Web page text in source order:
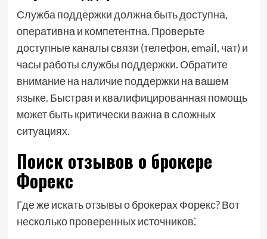
Служба поддержки должна быть доступна,
оперативна и компетентна. Проверьте
доступные каналы связи (телефон, email, чат) и
часы работы службы поддержки. Обратите
внимание на наличие поддержки на вашем
языке. Быстрая и квалифицированная помощь
может быть критически важна в сложных
ситуациях.
Поиск отзывов о брокере
Форекс
Где же искать отзывы о брокерах Форекс? Вот
несколько проверенных источников⁚